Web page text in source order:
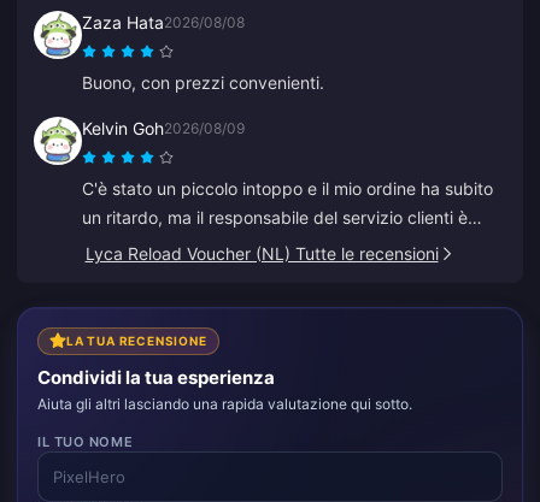
Zaza Hata2026/08/08
Buono, con prezzi convenienti.
Kelvin Goh2026/08/09
C'è stato un piccolo intoppo e il mio ordine ha subito
un ritardo, ma il responsabile del servizio clienti è
intervenuto e ha risolto il problema il prima possibile,
soddisfacente, apprezzo l'impegno. Grazie!
Lyca Reload Voucher (NL) Tutte le recensioni
LA TUA RECENSIONE
Condividi la tua esperienza
Aiuta gli altri lasciando una rapida valutazione qui sotto.
IL TUO NOME